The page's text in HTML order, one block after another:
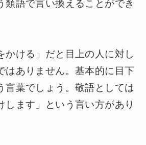
類語で言い換えることができ
かける」だと目上の人に対し
はありません。基本的に目下
言葉でしょう。敬語としては
します」という言い方があり